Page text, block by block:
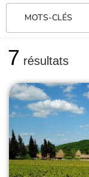
MOTS-CLÉS
7 résultats